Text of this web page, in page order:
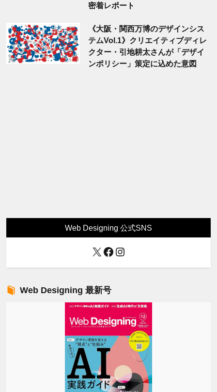
密着レポート
《大阪・関西万博のデザインシス
テムVol.1》クリエイティブディレ
クター・引地耕太さんが「デザイ
ンポリシー」策定に込めた意図
Web Designing 公式SNS
X Facebook
Instagram
Web Designing 最新号